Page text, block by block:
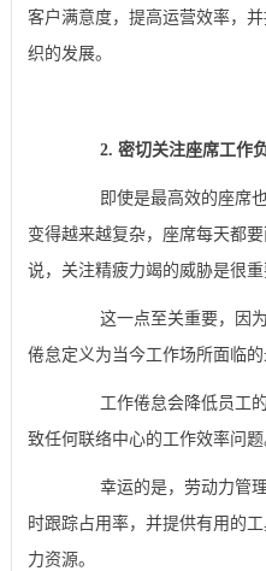
客户满意度，提高运营效率，
织的发展。
2. 密切关注座席工作
即使是最高效的座席也
变得越来越复杂，座席每天都
说，关注精疲力竭的威胁是很重
这一点至关重要，因为
倦怠定义为当今工作场所面临的
工作倦怠会降低员工的
致任何联络中心的工作效率问题
幸运的是，劳动力管理
时跟踪占用率，并提供有用的
力资源。